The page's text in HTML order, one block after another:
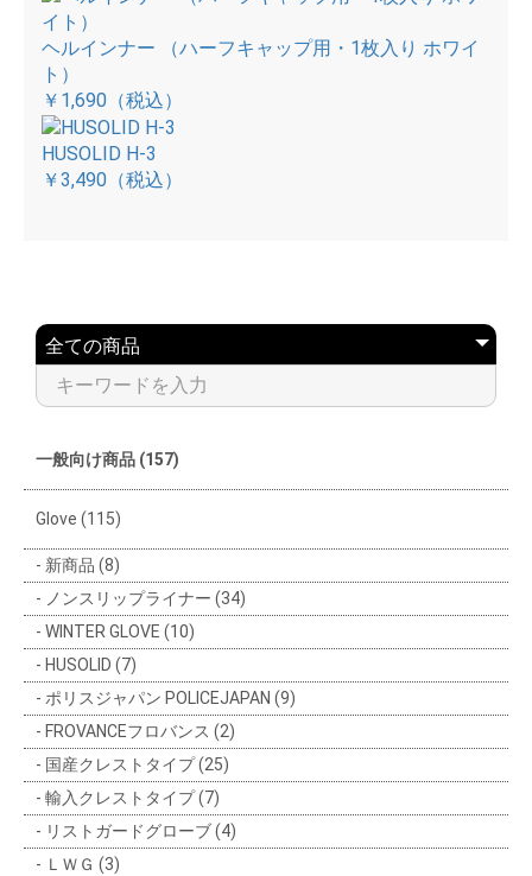
ヘルインナー （ハーフキャップ用・1枚入り ホワイ
ト）
￥1,690 （税込）
HUSOLID H-3
￥3,490 （税込）
一般向け商品 (157)
Glove (115)
新商品 (8)
ノンスリップライナー (34)
WINTER GLOVE (10)
HUSOLID (7)
ポリスジャパン POLICEJAPAN (9)
FROVANCEフロバンス (2)
国産クレストタイプ (25)
輸入クレストタイプ (7)
リストガードグローブ (4)
ＬＷＧ (3)